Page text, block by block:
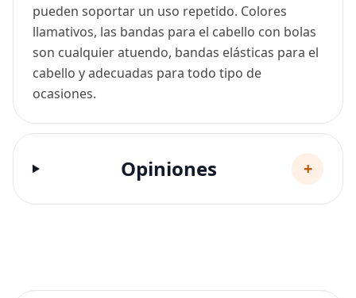
pueden soportar un uso repetido. Colores
llamativos, las bandas para el cabello con bolas
son cualquier atuendo, bandas elásticas para el
cabello y adecuadas para todo tipo de
ocasiones.
Opiniones +